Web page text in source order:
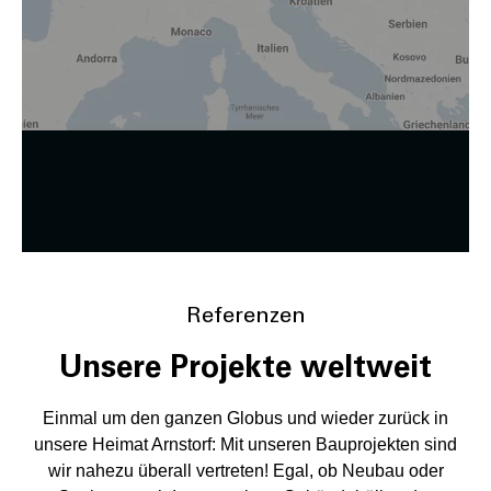
Zustimmung ändern
Referenzen
Unsere Projekte weltweit
Einmal um den ganzen Globus und wieder zurück in
unsere Heimat Arnstorf: Mit unseren Bauprojekten sind
wir nahezu überall vertreten! Egal, ob Neubau oder